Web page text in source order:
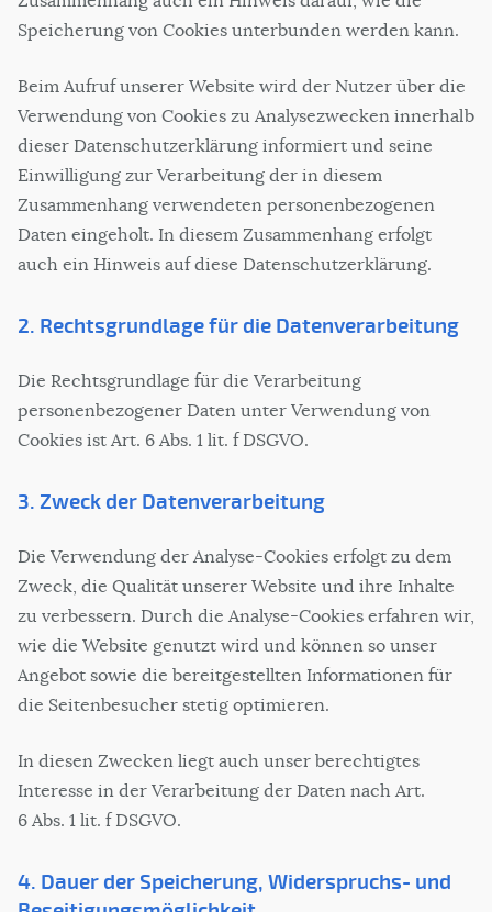
Speicherung von Cookies unterbunden werden kann.
Beim Aufruf unserer Website wird der Nutzer über die
Verwendung von Cookies zu Analysezwecken innerhalb
dieser Datenschutzerklärung informiert und seine
Einwilligung zur Verarbeitung der in diesem
Zusammenhang verwendeten personenbezogenen
Daten eingeholt. In diesem Zusammenhang erfolgt
auch ein Hinweis auf diese Datenschutzerklärung.
2. Rechtsgrundlage für die Datenverarbeitung
Die Rechtsgrundlage für die Verarbeitung
personenbezogener Daten unter Verwendung von
Cookies ist Art. 6 Abs. 1 lit. f DSGVO.
3. Zweck der Datenverarbeitung
Die Verwendung der Analyse-Cookies erfolgt zu dem
Zweck, die Qualität unserer Website und ihre Inhalte
zu verbessern. Durch die Analyse-Cookies erfahren wir,
wie die Website genutzt wird und können so unser
Angebot sowie die bereitgestellten Informationen für
die Seitenbesucher stetig optimieren.
In diesen Zwecken liegt auch unser berechtigtes
Interesse in der Verarbeitung der Daten nach Art.
6 Abs. 1 lit. f DSGVO.
4. Dauer der Speicherung, Widerspruchs- und